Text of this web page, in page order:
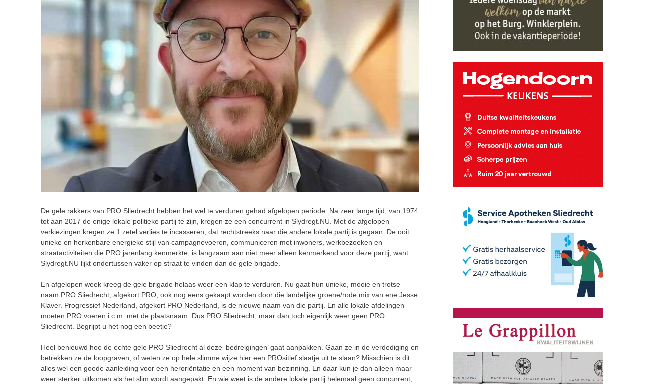
De gele rakkers van PRO Sliedrecht hebben het wel te verduren gehad afgelopen periode. Na zeer lange tijd, van 1974
tot aan 2017 de enige lokale politieke partij te zijn, kregen ze een concurrent in Slydregt.NU. Met de afgelopen
verkiezingen kregen ze 1 zetel verlies te incasseren, dat rechtstreeks naar die andere lokale partij is gegaan. De ooit
unieke en herkenbare energieke stijl van campagnevoeren, communiceren met inwoners, werkbezoeken en
straatactiviteiten die PRO jarenlang kenmerkte, is langzaam aan niet meer alleen kenmerkend voor deze partij, want
Slydregt.NU lijkt ondertussen vaker op straat te vinden dan de gele brigade.
En afgelopen week kreeg de gele brigade helaas weer een klap te verduren. Nu gaat hun unieke, mooie en trotse
naam PRO Sliedrecht, afgekort PRO, ook nog eens gekaapt worden door die landelijke groene/rode mix van ene Jesse
Klaver. Progressief Nederland, afgekort PRO Nederland, is de nieuwe naam van die partij. En alle lokale afdelingen
moeten PRO voeren i.c.m. met de plaatsnaam. Dus PRO Sliedrecht, maar dan toch eigenlijk weer geen PRO
Sliedrecht. Begrijpt u het nog een beetje?
Heel benieuwd hoe de echte gele PRO Sliedrecht al deze ‘bedreigingen’ gaat aanpakken. Gaan ze in de verdediging en
betrekken ze de loopgraven, of weten ze op hele slimme wijze hier een PROsitief slaatje uit te slaan? Misschien is dit
alles wel een goede aanleiding voor een heroriëntatie en een moment van bezinning. En daar kun je dan alleen maar
weer sterker uitkomen als het slim wordt aangepakt. En wie weet is de andere lokale partij helemaal geen concurrent,